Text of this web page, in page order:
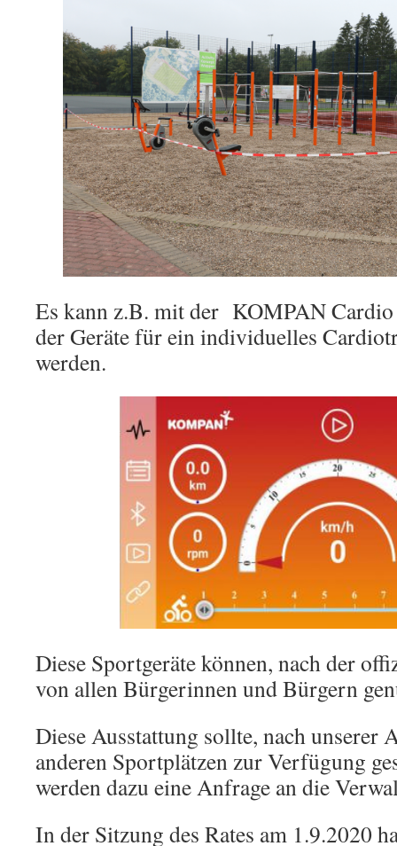
Es kann z.B. mit der KOMPAN
der Geräte für ein individuelles
werden.
Diese Sportgeräte können, nach der
von allen Bürgerinnen und Bürgern
Diese Ausstattung sollte, nach unserer
anderen Sportplätzen zur Verfügung
werden dazu eine Anfrage an die
In der Sitzung des Rates am 1.9.2020